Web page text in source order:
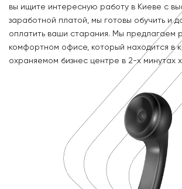
вы ищите интересную работу в Киеве с
заработной платой, мы готовы обучить и
оплатить ваши старания. Мы предлагаем
комфортном офисе, который находится в
охраняемом бизнес центре в 2-х минутах